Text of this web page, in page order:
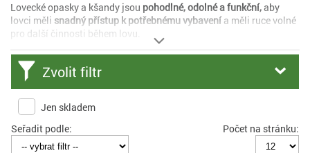
Lovecké opasky a kšandy jsou pohodlné, odolné a funkční,aby
lovci měli snadný přístup k potřebnému vybavení a měli ruce volné
pro další činnosti během lovu.
Zvolit filtr
Jen skladem
Seřadit podle:
Počet na stránku: